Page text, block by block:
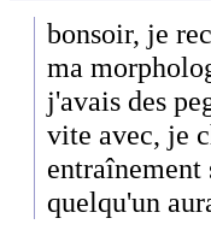
bonsoir, je
ma
j'avais des
vite avec, je
entraînement
quelqu'un